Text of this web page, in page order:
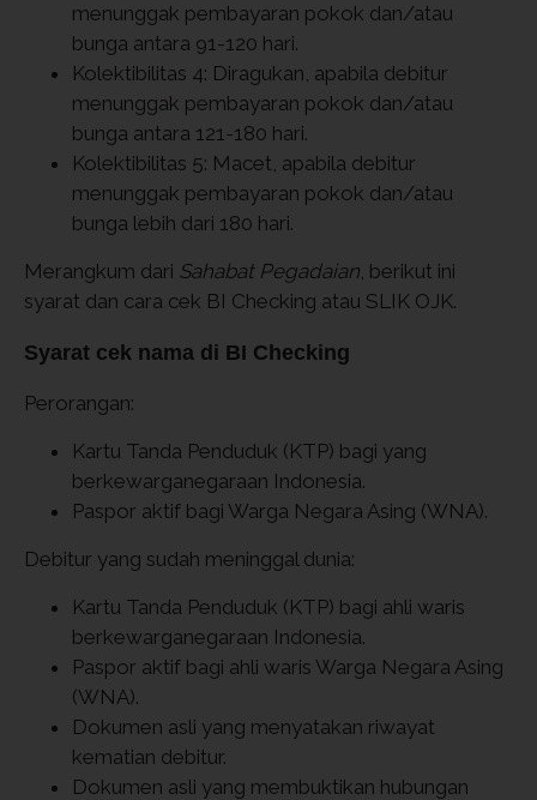
menunggak pembayaran pokok dan/atau
bunga antara 91-120 hari.
Kolektibilitas 4: Diragukan, apabila debitur
menunggak pembayaran pokok dan/atau
bunga antara 121-180 hari.
Kolektibilitas 5: Macet, apabila debitur
menunggak pembayaran pokok dan/atau
bunga lebih dari 180 hari.
Merangkum dari Sahabat Pegadaian, berikut ini
syarat dan cara cek BI Checking atau SLIK OJK.
Syarat cek nama di BI Checking
Perorangan:
Kartu Tanda Penduduk (KTP) bagi yang
berkewarganegaraan Indonesia.
Paspor aktif bagi Warga Negara Asing (WNA).
Debitur yang sudah meninggal dunia:
Kartu Tanda Penduduk (KTP) bagi ahli waris
berkewarganegaraan Indonesia.
Paspor aktif bagi ahli waris Warga Negara Asing
(WNA).
Dokumen asli yang menyatakan riwayat
kematian debitur.
Dokumen asli yang membuktikan hubungan